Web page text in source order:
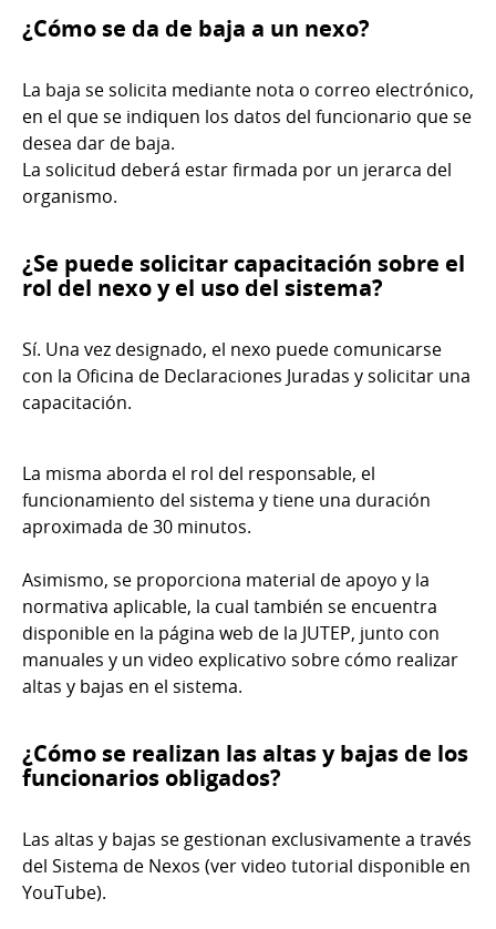
¿Cómo se da de baja a un nexo?
La baja se solicita mediante nota o correo electrónico,
en el que se indiquen los datos del funcionario que se
desea dar de baja.
La solicitud deberá estar firmada por un jerarca del
organismo.
¿Se puede solicitar capacitación sobre el
rol del nexo y el uso del sistema?
Sí. Una vez designado, el nexo puede comunicarse
con la Oficina de Declaraciones Juradas y solicitar una
capacitación.
La misma aborda el rol del responsable, el
funcionamiento del sistema y tiene una duración
aproximada de 30 minutos.
Asimismo, se proporciona material de apoyo y la
normativa aplicable, la cual también se encuentra
disponible en la página web de la JUTEP, junto con
manuales y un video explicativo sobre cómo realizar
altas y bajas en el sistema.
¿Cómo se realizan las altas y bajas de los
funcionarios obligados?
Las altas y bajas se gestionan exclusivamente a través
del Sistema de Nexos (ver video tutorial disponible en
YouTube).